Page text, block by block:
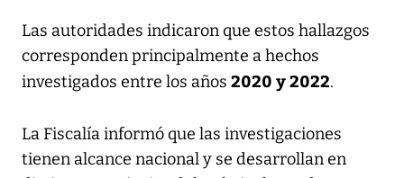
Las autoridades indicaron que estos hallazgos
corresponden principalmente a hechos
investigados entre los años 2020 y 2022.
La Fiscalía informó que las investigaciones
tienen alcance nacional y se desarrollan en